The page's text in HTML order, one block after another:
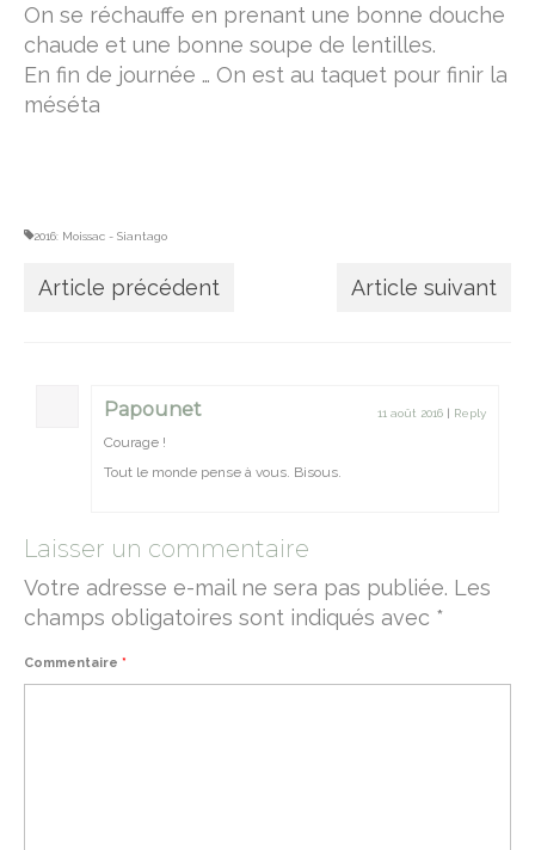
Via Cluniacensis
Via Lugdunum
Via Podiensis
étapes & hébergements
hébergements Podiensis
Lire
M’écrire
A propos
On se réchauffe en prenant une bonne douche
chaude et une bonne soupe de lentilles.
En fin de journée … On est au taquet pour finir la
méséta
2016: Moissac - Siantago
Article précédent Article suivant
Papounet 11 août 2016 | Reply
Courage !
Tout le monde pense à vous. Bisous.
Laisser un commentaire
Votre adresse e-mail ne sera pas publiée. Les
champs obligatoires sont indiqués avec *
Commentaire *